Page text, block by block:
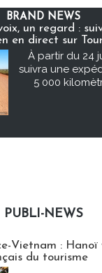
BRAND NEWS
un regard :
en direct sur
À partir du 24
suivra une
5 000
PUBLI-NEWS
Vietnam : Hanoï
du tourisme